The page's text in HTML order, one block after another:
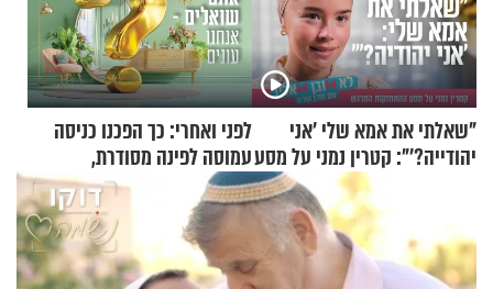
"שאלתי את אמא שלי 'אני
יהודייה?'": קטרין נמני על מסע
ההתחזקות המרגש
לפני ואחרי: כך הפכנו כניסה
עמוסה לפינה מסודרת,
שימושית ומזמינה